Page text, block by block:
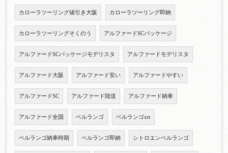
カローラツーリング値引き大阪 カローラツーリング即納
カローラツーリングそくのう アルファードSCパッケージ
アルファードSCパッケージモデリスタ アルファードモデリスタ
アルファード大阪 アルファード安い アルファードやすい
アルファードSC アルファード陸送 アルファード納車
アルファード全国 ベルランゴ ベルランゴxtr
ベルランゴ納車時期 ベルランゴ即納 シトロエンベルランゴ